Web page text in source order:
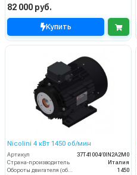
82 000 руб.
Купить
Nicolini 4 кВт 1450 об/мин
Артикул
37T41004/0IN2A2M0
Страна-производитель
Италия
Обороты двигателя (об/мин)
1450